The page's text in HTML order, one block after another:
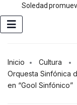
Soledad
Inicio
Cultura
Orquesta Sinfónica
en “Gool Sinfónico”